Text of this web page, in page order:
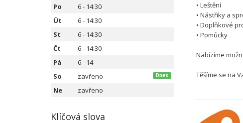
• Leštění
• Nástřiky a
• Doplňkové
• Pomůcky
Nabízíme
Těšíme se na
Po
6 - 14:30
Út
6 - 14:30
St
6 - 14:30
Čt
6 - 14:30
Pá
6 - 14
So
zavřeno Dnes
Ne zavřeno
Klíčová slova